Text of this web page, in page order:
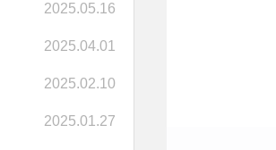
2025.05.16
2025.04.01
2025.02.10
2025.01.27